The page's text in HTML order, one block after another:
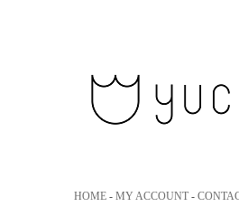
HOME - MY ACCOUNT -